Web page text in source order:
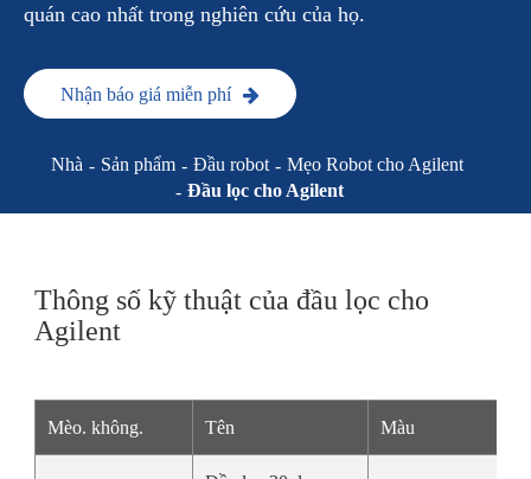
quán cao nhất trong nghiên cứu của họ.
Nhận báo giá miễn phí
Nhà Sản phẩm Đầu robot
Mẹo Robot cho Agilent
Đầu lọc cho Agilent
Thông số kỹ thuật của đầu lọc cho
Agilent
Mèo. không. Tên Màu